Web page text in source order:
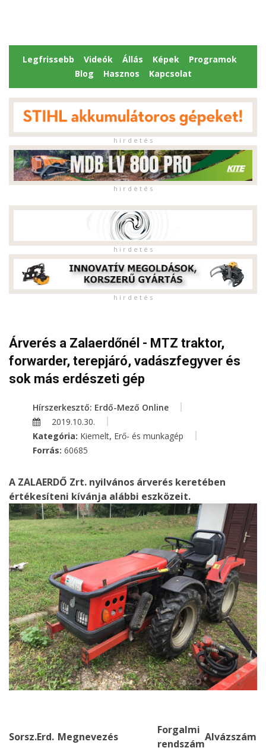
Legfrissebb Videók Állás Képek
Programok
Blog
Hasznos Kapcsolat
h i r d e t é s
h i r d e t é s
h i r d e t é s
h i r d e t é s
Árverés a Zalaerdőnél - MTZ traktor,
forwarder, terepjáró, vadászfegyver és
sok más erdészeti gép
Hírszerkesztő: Erdő-Mező Online
2019.10.30.
Kategória: Kiemelt, Erő- és munkagép
Forrás: 60685
A ZALAERDŐ Zrt. nyilvános árverés keretében
értékesíteni kívánja alábbi eszközeit.
Sorsz.Erd. Megnevezés
Forgalmi
rendszám
Alvázszám